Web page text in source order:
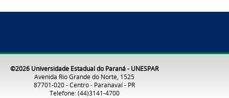
©2026 Universidade Estadual do Paraná - UNESPAR
Avenida Rio Grande do Norte, 1525
87701-020 - Centro - Paranavaí - PR
Telefone: (44)3141-4700